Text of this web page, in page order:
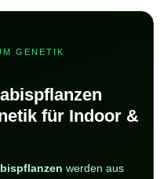
GENETIK
für Indoor &
werden aus